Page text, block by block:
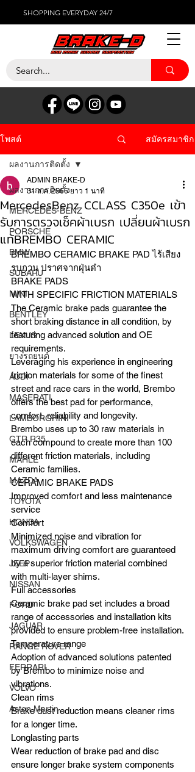
SHOPPING EVERYDAY 24/7
โพสต์ สมัครสมาชิก
ผลงานการติดตั้ง
MERCEDES-BENZ
PORSCHE
BMW
SUBARU
MINI
BENTLEY
LEXUS
ยางรถยนต์
AUDI
MASERATI
LAMBORGHINI
GTR R35
MAHLE
MAZDA
TOYOTA
HONDA
VOLKSWAGEN
JEEP
NISSAN
FORD
JAGUAR
RANGE ROVER
FERRARI
VOLVO
Aston Martin
ผลงานการติดตั้ง
MercedesBenz CCLASS C350e เข้า
รับการตรวจเช็คผ้าเบรก เปลี่ยนผ้าเบรก
แท้BREMBO CERAMIC
ADMIN BRAKE-D
31 ส.ค. 2566 ยาว 1 นาที
BREMBO CERAMIC BRAKE PAD ไร้เสียง
รบกวน ปราศจากฝุ่นดำ
BRAKE PADS
WITH SPECIFIC FRICTION MATERIALS
The Ceramic brake pads guarantee the
short braking distance in all condition, by
featuring advanced solution and OE
requirements.
Leveraging his experience in engineering
friction materials for some of the finest
street and race cars in the world, Brembo
offers the best pad for performance,
comfort, reliability and longevity.
Brembo uses up to 30 raw materials in
each compound to create more than 100
different friction materials, including
Ceramic families.
CERAMIC BRAKE PADS
Improved comfort and less maintenance
service
Comfort
Minimized noise and vibration for
maximum driving comfort are guaranteed
by a superior friction material combined
with multi-layer shims.
Full accessories
Ceramic brake pad set includes a broad
range of accessories and installation kits
provided to ensure problem-free installation.
Temperature range
Adoption of advanced solutions patented
by Brembo to minimize noise and
vibrations.
Clean rims
Brake dust reduction means cleaner rims
for a longer time.
Longlasting parts
Wear reduction of brake pad and disc
ensure longer brake system components